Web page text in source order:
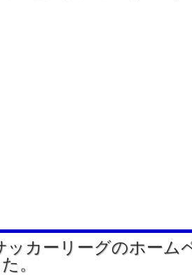
ッカーリーグのホーム
。